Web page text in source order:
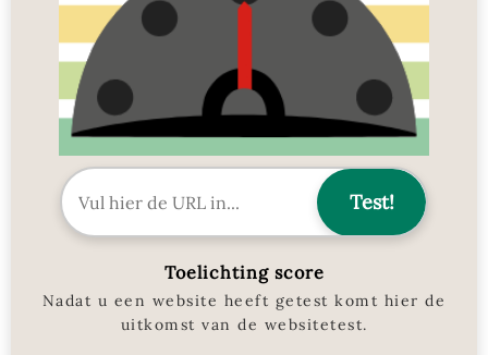
Toelichting score
Nadat u een website heeft getest komt hier de
uitkomst van de websitetest.